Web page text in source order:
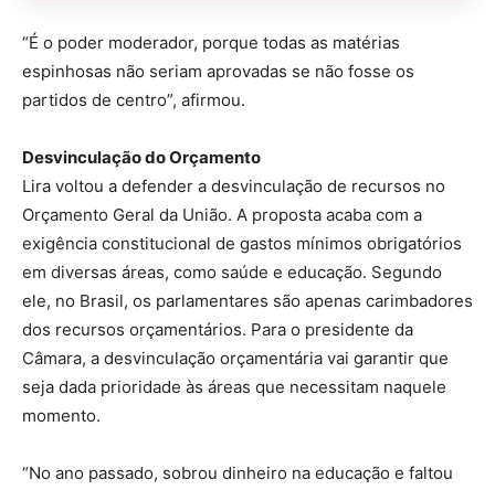
“É o poder moderador, porque todas as matérias
espinhosas não seriam aprovadas se não fosse os
partidos de centro”, afirmou.
Desvinculação do Orçamento
Lira voltou a defender a desvinculação de recursos no
Orçamento Geral da União. A proposta acaba com a
exigência constitucional de gastos mínimos obrigatórios
em diversas áreas, como saúde e educação. Segundo
ele, no Brasil, os parlamentares são apenas carimbadores
dos recursos orçamentários. Para o presidente da
Câmara, a desvinculação orçamentária vai garantir que
seja dada prioridade às áreas que necessitam naquele
momento.
“No ano passado, sobrou dinheiro na educação e faltou